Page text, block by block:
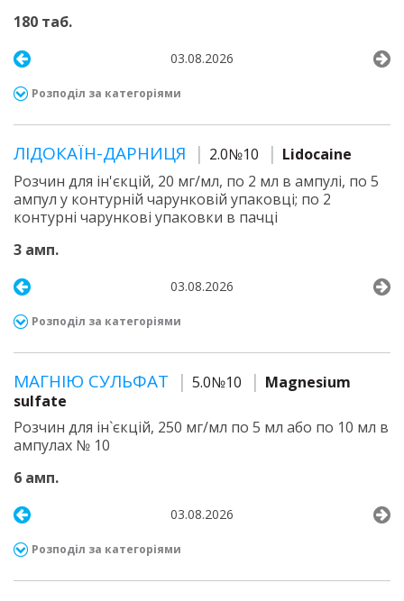
180 таб.
03.08.2026
Розподіл за категоріями
ЛІДОКАЇН-ДАРНИЦЯ 2.0№10
Lidocaine
Розчин для ін'єкцій, 20 мг/мл, по 2 мл в ампулі, по 5
ампул у контурній чарунковій упаковці; по 2
контурні чарункові упаковки в пачці
3 амп.
03.08.2026
Розподіл за категоріями
МАГНІЮ СУЛЬФАТ 5.0№10
Magnesium
sulfate
Розчин для ін`єкцій, 250 мг/мл по 5 мл або по 10 мл в
ампулах № 10
6 амп.
03.08.2026
Розподіл за категоріями